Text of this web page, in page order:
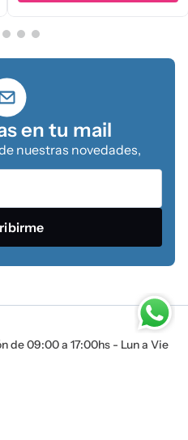
de 09:00 a 17:00hs - Lun a Vie
en tu mail
nuestras novedades,